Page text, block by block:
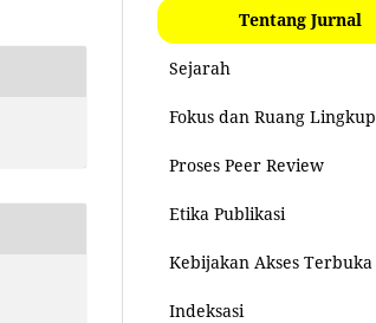
Tentang Jurnal
Sejarah
Fokus dan Ruang Lingkup
Proses Peer Review
Etika Publikasi
Kebijakan Akses Terbuka
Indeksasi